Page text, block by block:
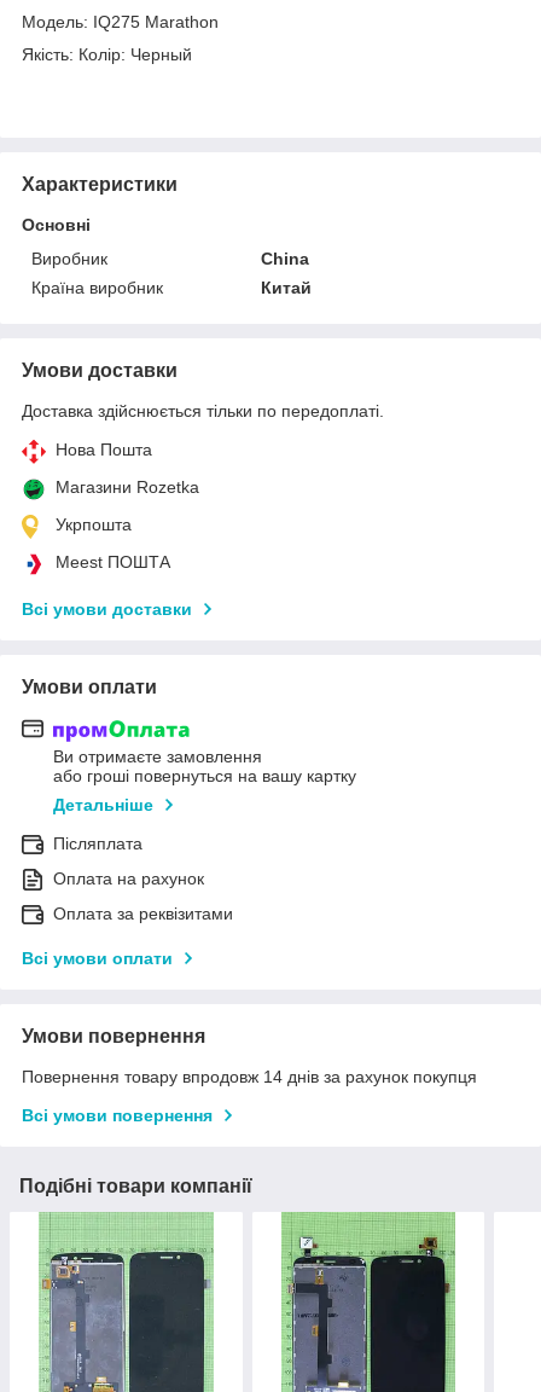
Модель: IQ275 Marathon
Якість: Колір: Черный
Характеристики
Основні
Виробник
China
Країна виробник
Китай
Умови доставки
Доставка здійснюється тільки по передоплаті.
Нова Пошта
Магазини Rozetka
Укрпошта
Meest ПОШТА
Всі умови доставки
Умови оплати
Ви отримаєте замовлення
або гроші повернуться на вашу картку
Детальніше
Післяплата
Оплата на рахунок
Оплата за реквізитами
Всі умови оплати
Умови повернення
Повернення товару впродовж 14 днів за рахунок покупця
Всі умови повернення
Подібні товари компанії